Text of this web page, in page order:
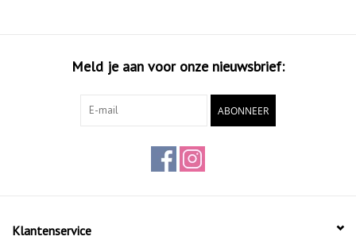
Meld je aan voor onze nieuwsbrief:
ABONNEER
Klantenservice